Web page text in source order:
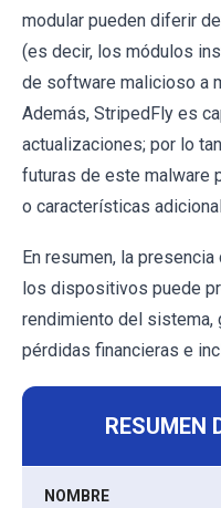
modular pueden diferir
(es decir, los módulos
de software malicioso a
Además, StripedFly es
actualizaciones; por lo
futuras de este malware
o características
En resumen, la
los dispositivos puede
rendimiento del sistema,
pérdidas financieras e
RESUMEN
NOMBRE